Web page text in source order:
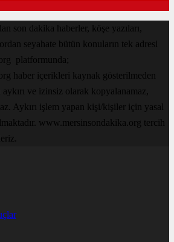
son dakika haberler, köşe yazıları,
seyahate bütün konuların tek adresi
platformunda;
haber içerikleri kaynak gösterilmeden
aykırı ve izinsiz olarak kopyalanamaz,
Aykırı işlem yapan kişi/kişiler için yasal
www.mersinsondakika.org tercih